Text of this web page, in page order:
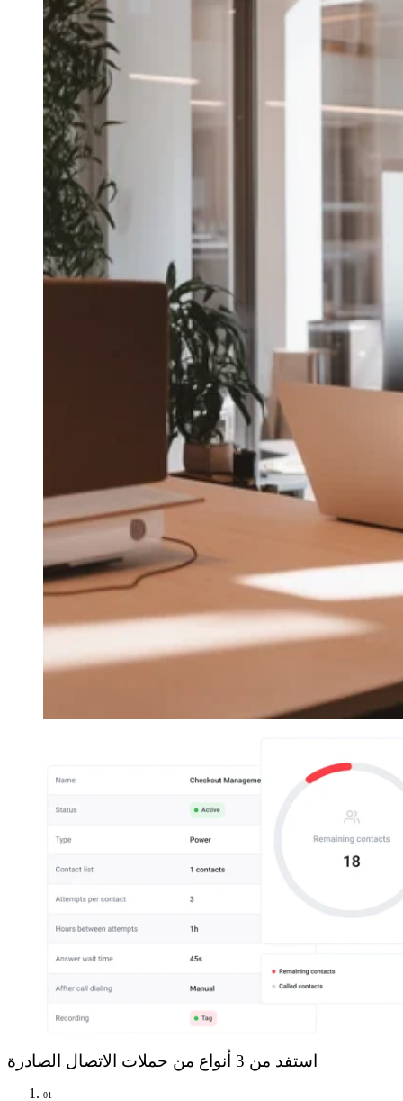
استفد من 3 أنواع من حملات الاتصال الصادرة
01